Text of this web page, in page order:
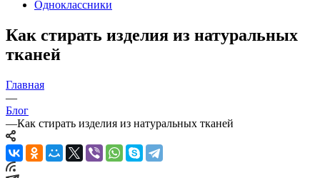
Одноклассники
Как стирать изделия из натуральных
тканей
Главная
—
Блог
—Как стирать изделия из натуральных тканей